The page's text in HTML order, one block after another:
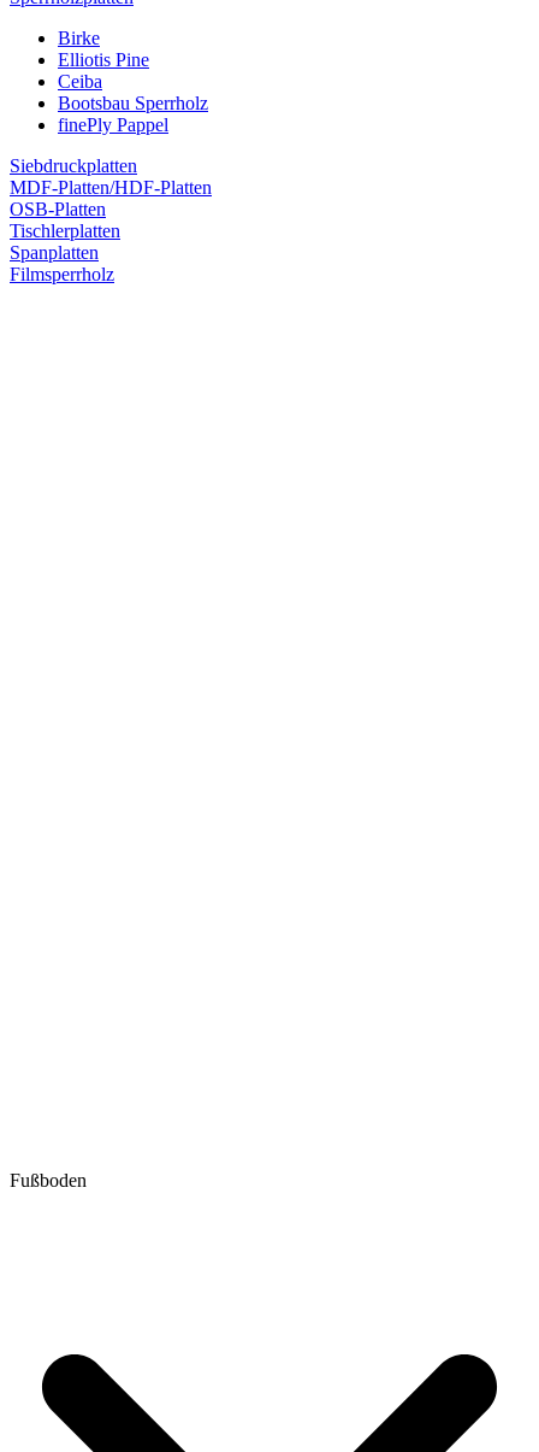
Birke
Elliotis Pine
Ceiba
Bootsbau Sperrholz
finePly Pappel
Siebdruckplatten
MDF-Platten/HDF-Platten
OSB-Platten
Tischlerplatten
Spanplatten
Filmsperrholz
Fußboden